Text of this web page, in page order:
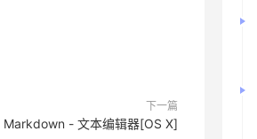
下一篇
Markdown - 文本编辑器[OS X]